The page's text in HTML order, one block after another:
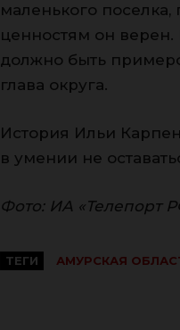
маленького
ценностям он
должно быть
глава округа.
История Ильи
в умении не
Фото: ИА «Телепорт
ТЕГИ АМУРСКАЯ